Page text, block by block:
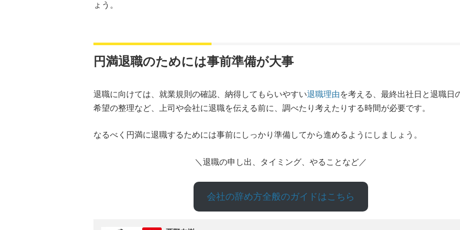
ょう。
円満退職のためには事前準備が大事
退職に向けては、就業規則の確認、納得してもらいやすい退職理由を考える、最終出社日と退職日
希望の整理など、上司や会社に退職を伝える前に、調べたり考えたりする時間が必要です。
なるべく円満に退職するためには事前にしっかり準備してから進めるようにしましょう。
＼退職の申し出、タイミング、やることなど／
会社の辞め方全般のガイドはこちら